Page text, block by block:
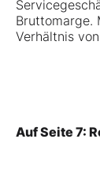
Bruttomarge.
Verhältnis
Auf Seite 7: